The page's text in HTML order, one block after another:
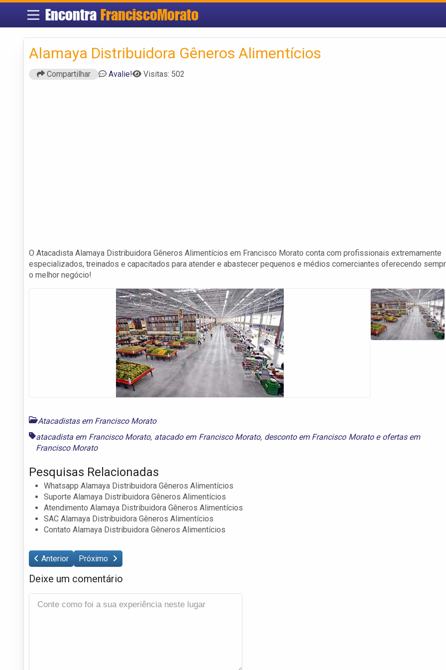
Encontra FranciscoMorato
Alamaya Distribuidora Gêneros Alimentícios
Compartilhar Avalie! Visitas: 502
O Atacadista Alamaya Distribuidora Gêneros Alimentícios em Francisco Morato conta com profissionais extremamente
especializados, treinados e capacitados para atender e abastecer pequenos e médios comerciantes oferecendo
o melhor negócio!
Atacadistas em Francisco Morato
atacadista em Francisco Morato, atacado em Francisco Morato, desconto em Francisco Moratoe ofertas em
Francisco Morato
Pesquisas Relacionadas
Whatsapp Alamaya Distribuidora Gêneros Alimentícios
Suporte Alamaya Distribuidora Gêneros Alimentícios
Atendimento Alamaya Distribuidora Gêneros Alimentícios
SAC Alamaya Distribuidora Gêneros Alimentícios
Contato Alamaya Distribuidora Gêneros Alimentícios
Anterior Próximo
Deixe um comentário